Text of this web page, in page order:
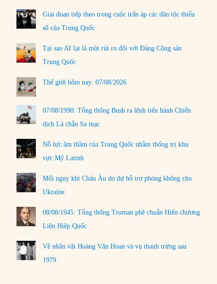
Giai đoạn tiếp theo trong cuộc trấn áp các dân tộc thiểu
số của Trung Quốc
Tại sao AI lại là một rủi ro đối với Đảng Cộng sản
Trung Quốc
Thế giới hôm nay: 07/08/2026
07/08/1990: Tổng thống Bush ra lệnh tiến hành Chiến
dịch Lá chắn Sa mạc
Nỗ lực âm thầm của Trung Quốc nhằm thống trị khu
vực Mỹ Latinh
Mối nguy khi Châu Âu do dự hỗ trợ phòng không cho
Ukraine
08/08/1945: Tổng thống Truman phê chuẩn Hiến chương
Liên Hiệp Quốc
Về nhân vật Hoàng Văn Hoan và vụ thanh trừng sau
1979